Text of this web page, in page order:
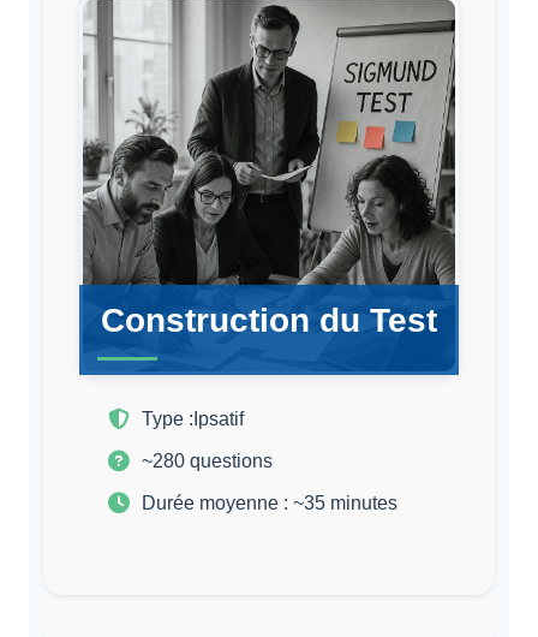
Construction du Test
Type : Ipsatif
~280 questions
Durée moyenne : ~35 minutes